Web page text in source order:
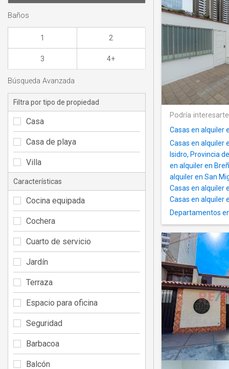
Podría
Casas en alquiler
Casas en alquiler
Isidro, Provincia
en alquiler en
alquiler en San
Casas en alquiler
Casas en alquiler
Departamentos
Baños
1 2
3 4+
Búsqueda Avanzada
Filtra por tipo de propiedad
Casa
Casa de playa
Villa
Características
Cocina equipada
Cochera
Cuarto de servicio
Jardín
Terraza
Espacio para oficina
Seguridad
Barbacoa
Balcón